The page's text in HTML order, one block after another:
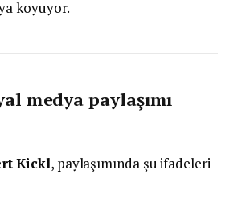
koyuyor.
medya paylaşımı
Kickl, paylaşımında şu ifadeleri